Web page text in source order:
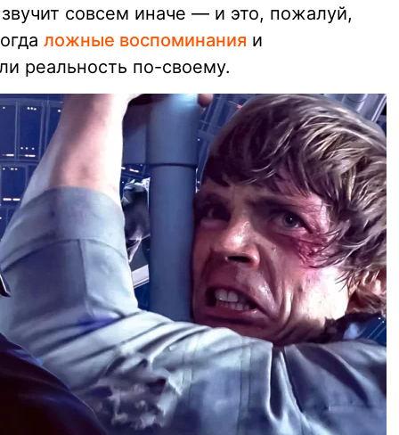
совсем иначе — и это, пожалуй,
ложные воспоминания и
реальность по-своему.